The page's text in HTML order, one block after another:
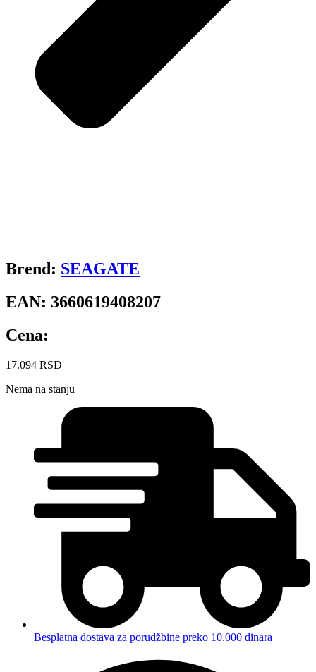
Brend: SEAGATE
EAN: 3660619408207
Cena:
17.094 RSD
Nema na stanju
Besplatna dostava za porudžbine preko 10.000 dinara